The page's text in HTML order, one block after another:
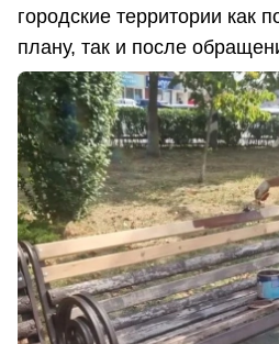
городские территории как
плану, так и после